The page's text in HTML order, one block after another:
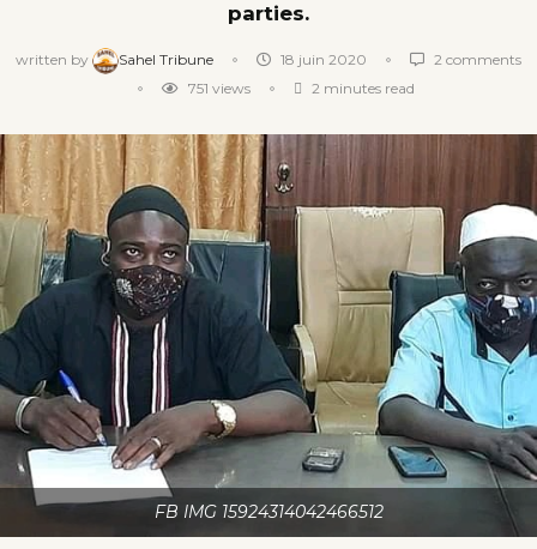
parties.
written by Sahel Tribune 18 juin 2020
2 comments
751 views 2 minutes read
FB IMG 15924314042466512